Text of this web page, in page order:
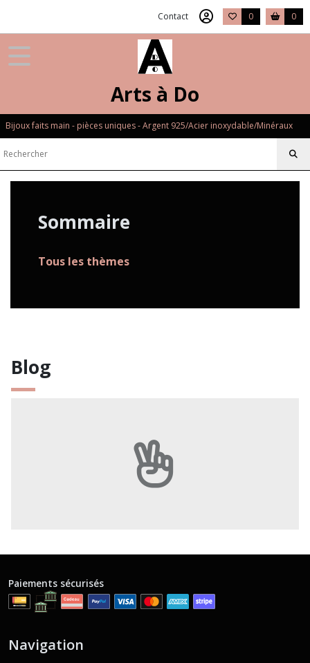
Contact 0 0
Arts à Do
Bijoux faits main - pièces uniques - Argent 925/Acier inoxydable/Minéraux
Sommaire
Tous les thèmes
Blog
Paiements sécurisés
Navigation